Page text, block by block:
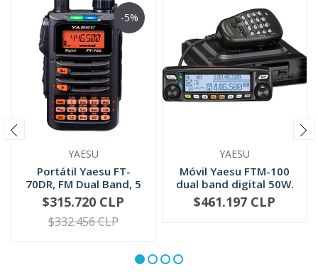
-5%
YAESU
Portátil Yaesu FT-
70DR, FM Dual Band, 5
W, C4FM...
+
$315.720 CLP
$332.456 CLP
YAESU
Móvil Yaesu FTM-100
dual band digital 50W.
144-...
+
$461.197 CLP